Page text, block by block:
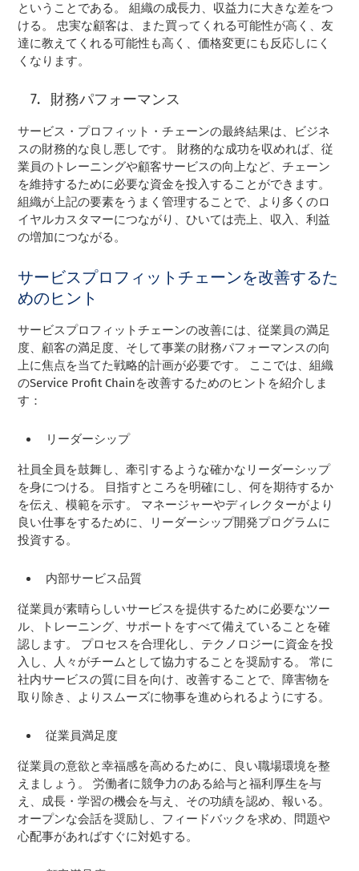
ということである。 組織の成長力、収益力に大きな差をつ
ける。 忠実な顧客は、また買ってくれる可能性が高く、友
達に教えてくれる可能性も高く、価格変更にも反応しにく
くなります。
財務パフォーマンス
サービス・プロフィット・チェーンの最終結果は、ビジネ
スの財務的な良し悪しです。 財務的な成功を収めれば、従
業員のトレーニングや顧客サービスの向上など、チェーン
を維持するために必要な資金を投入することができます。
組織が上記の要素をうまく管理することで、より多くのロ
イヤルカスタマーにつながり、ひいては売上、収入、利益
の増加につながる。
サービスプロフィットチェーンを改善するた
めのヒント
サービスプロフィットチェーンの改善には、従業員の満足
度、顧客の満足度、そして事業の財務パフォーマンスの向
上に焦点を当てた戦略的計画が必要です。 ここでは、組織
のService Profit Chainを改善するためのヒントを紹介しま
す：
リーダーシップ
社員全員を鼓舞し、牽引するような確かなリーダーシップ
を身につける。 目指すところを明確にし、何を期待するか
を伝え、模範を示す。 マネージャーやディレクターがより
良い仕事をするために、リーダーシップ開発プログラムに
投資する。
内部サービス品質
従業員が素晴らしいサービスを提供するために必要なツー
ル、トレーニング、サポートをすべて備えていることを確
認します。 プロセスを合理化し、テクノロジーに資金を投
入し、人々がチームとして協力することを奨励する。 常に
社内サービスの質に目を向け、改善することで、障害物を
取り除き、よりスムーズに物事を進められるようにする。
従業員満足度
従業員の意欲と幸福感を高めるために、良い職場環境を整
えましょう。 労働者に競争力のある給与と福利厚生を与
え、成長・学習の機会を与え、その功績を認め、報いる。
オープンな会話を奨励し、フィードバックを求め、問題や
心配事があればすぐに対処する。